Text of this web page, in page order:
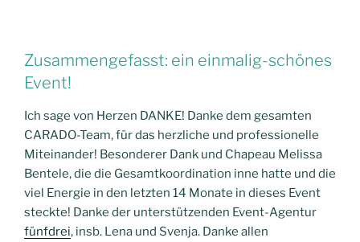
Zusammengefasst: ein einmalig-schönes
Event!
Ich sage von Herzen DANKE! Danke dem gesamten
CARADO-Team, für das herzliche und professionelle
Miteinander! Besonderer Dank und Chapeau Melissa
Bentele, die die Gesamtkoordination inne hatte und die
viel Energie in den letzten 14 Monate in dieses Event
steckte! Danke der unterstützenden Event-Agentur
fünfdrei, insb. Lena und Svenja. Danke allen